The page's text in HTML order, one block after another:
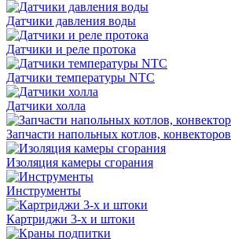
Датчики давления воды
Датчики и реле протока
Датчики температуры NTC
Датчики холла
Запчасти напольных котлов, конвекторов
Изоляция камеры сгорания
Инструменты
Картриджи 3-х и штоки